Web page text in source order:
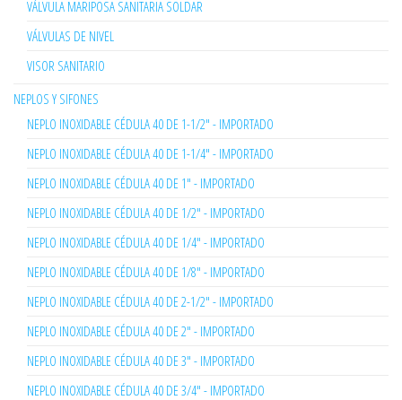
VÁLVULA MARIPOSA SANITARIA SOLDAR
VÁLVULAS DE NIVEL
VISOR SANITARIO
NEPLOS Y SIFONES
NEPLO INOXIDABLE CÉDULA 40 DE 1-1/2" - IMPORTADO
NEPLO INOXIDABLE CÉDULA 40 DE 1-1/4" - IMPORTADO
NEPLO INOXIDABLE CÉDULA 40 DE 1" - IMPORTADO
NEPLO INOXIDABLE CÉDULA 40 DE 1/2" - IMPORTADO
NEPLO INOXIDABLE CÉDULA 40 DE 1/4" - IMPORTADO
NEPLO INOXIDABLE CÉDULA 40 DE 1/8" - IMPORTADO
NEPLO INOXIDABLE CÉDULA 40 DE 2-1/2" - IMPORTADO
NEPLO INOXIDABLE CÉDULA 40 DE 2" - IMPORTADO
NEPLO INOXIDABLE CÉDULA 40 DE 3" - IMPORTADO
NEPLO INOXIDABLE CÉDULA 40 DE 3/4" - IMPORTADO